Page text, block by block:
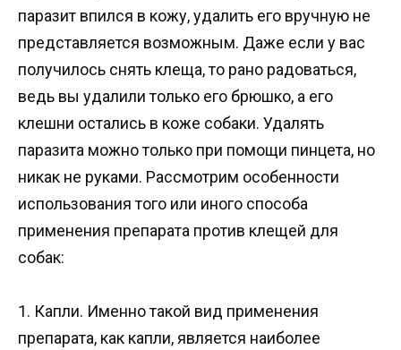
паразит впился в кожу, удалить его вручную не
представляется возможным. Даже если у вас
получилось снять клеща, то рано радоваться,
ведь вы удалили только его брюшко, а его
клешни остались в коже собаки. Удалять
паразита можно только при помощи пинцета, но
никак не руками. Рассмотрим особенности
использования того или иного способа
применения препарата против клещей для
собак:
1. Капли. Именно такой вид применения
препарата, как капли, является наиболее